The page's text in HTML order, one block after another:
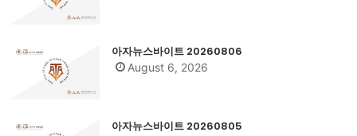
아자뉴스바이트 20260806
August 6, 2026
아자뉴스바이트 20260805